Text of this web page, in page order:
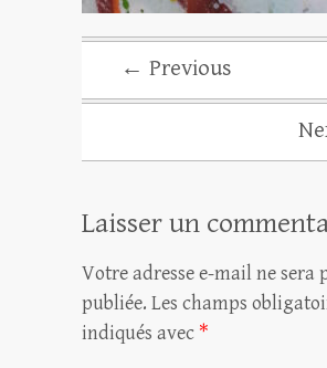
← Previous
Laisser un
Votre adresse e-mail ne sera
publiée. Les champs
indiqués avec *